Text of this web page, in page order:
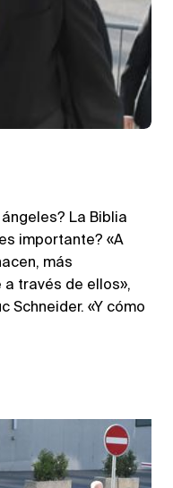
La Biblia
importante? «A
más
a través de ellos»,
Schneider. «Y cómo